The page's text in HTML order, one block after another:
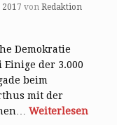
von Redaktion
Demokratie
der 3.000
beim
mit der
Weiterlesen